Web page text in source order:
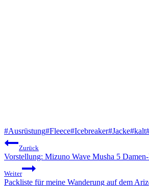
Schlagworte:
#Ausrüstung#Fleece#Icebreaker#Jacke#kalt
Beitragsnavigation
Zurück
Vorstellung: Mizuno Wave Musha 5
Weiter
Packliste für meine Wanderung auf dem